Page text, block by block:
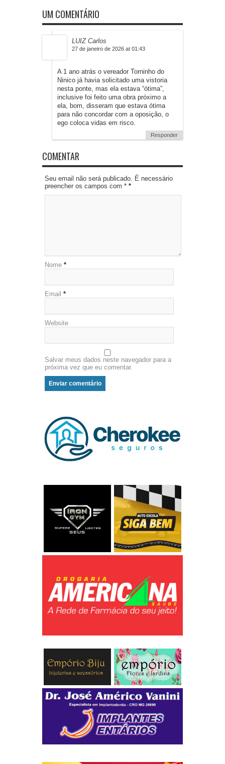
UM COMENTÁRIO
LUIZ Carlos
27 de janeiro de 2026 at 01:43
A 1 ano atrás o vereador Torninho do
Ninico já havia solicitado uma vistoria
nesta ponte, mas ela estava “ótima”,
inclusive foi feito uma obra próximo a
ela, bom, disseram que estava ótima
para não concordar com a oposição, o
ego coloca vidas em risco.
Responder
COMENTAR
Seu email não será publicado. É necessário
preencher os campos com * *
Nome *
Email *
Website
Salvar meus dados neste navegador para a
próxima vez que eu comentar.